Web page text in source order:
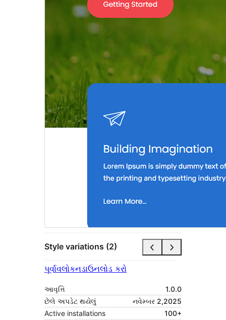
Style variations (2)
પૂર્વાવલોકનડાઉનલોડ કરો
આવૃત્તિ
1.0.0
છેલે અપડેટ થયેલું
નવેમ્બર 2,2025
Active installations
100+